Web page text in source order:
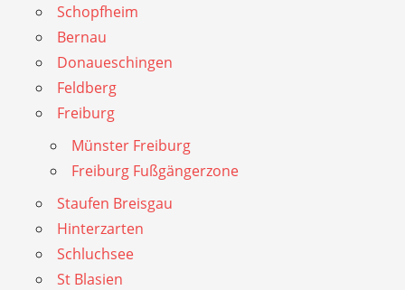
Schopfheim
Bernau
Donaueschingen
Feldberg
Freiburg
Münster Freiburg
Freiburg Fußgängerzone
Staufen Breisgau
Hinterzarten
Schluchsee
St Blasien